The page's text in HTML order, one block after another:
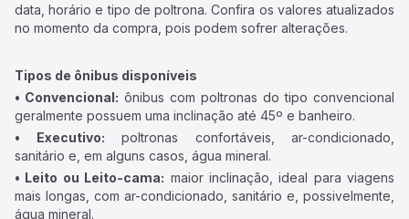
data, horário e tipo de poltrona. Confira os valores atualizados
no momento da compra, pois podem sofrer alterações.
Tipos de ônibus disponíveis
• Convencional: ônibus com poltronas do tipo convencional
geralmente possuem uma inclinação até 45º e banheiro.
• Executivo: poltronas confortáveis, ar-condicionado,
sanitário e, em alguns casos, água mineral.
• Leito ou Leito-cama: maior inclinação, ideal para viagens
mais longas, com ar-condicionado, sanitário e, possivelmente,
água mineral.